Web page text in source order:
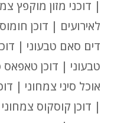
| דוכני מזון מוקפץ
לאירועים | דוכן
דים סאם טבעוני |
טבעוני | דוכן טאפאס
אוכל סיני צמחוני |
| דוכן קוסקוס